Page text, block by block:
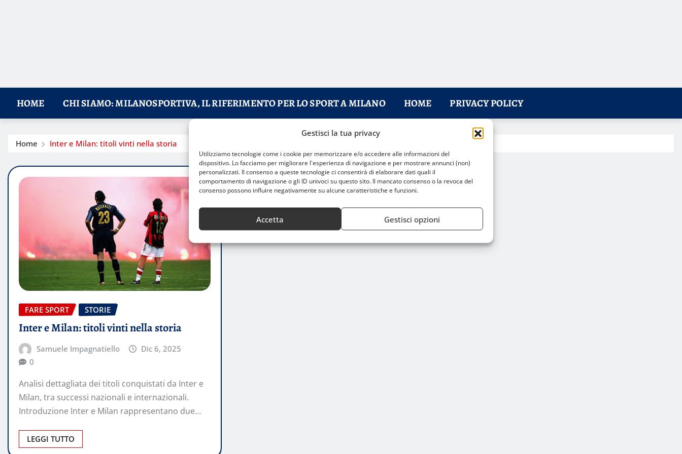
Gestisci la tua privacy
Utilizziamo tecnologie come i cookie per memorizzare e/o accedere alle informazioni del
dispositivo. Lo facciamo per migliorare l'esperienza di navigazione e per mostrare annunci (non)
personalizzati. Il consenso a queste tecnologie ci consentirà di elaborare dati quali il
comportamento di navigazione o gli ID univoci su questo sito. Il mancato consenso o la revoca del
consenso possono influire negativamente su alcune caratteristiche e funzioni.
Accetta Gestisci opzioni
HOME CHI SIAMO: MILANOSPORTIVA, IL RIFERIMENTO PER LO SPORT A MILANO HOME PRIVACY POLICY
Home Inter e Milan: titoli vinti nella storia
FARE SPORT STORIE
Inter e Milan: titoli vinti nella storia
Samuele Impagnatiello
Dic 6, 2025
0
Analisi dettagliata dei titoli conquistati da Inter e
Milan, tra successi nazionali e internazionali.
Introduzione Inter e Milan rappresentano due…
LEGGI TUTTO